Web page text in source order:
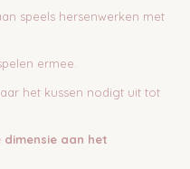
speels hersenwerken met
ermee.
het kussen nodigt uit tot
dimensie aan het